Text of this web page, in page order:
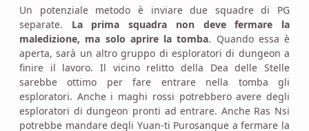
Un potenziale metodo è inviare due squadre di PG
separate. La prima squadra non deve fermare la
maledizione, ma solo aprire la tomba. Quando essa è
aperta, sarà un altro gruppo di esploratori di dungeon a
finire il lavoro. Il vicino relitto della Dea delle Stelle
sarebbe ottimo per fare entrare nella tomba gli
esploratori. Anche i maghi rossi potrebbero avere degli
esploratori di dungeon pronti ad entrare. Anche Ras Nsi
potrebbe mandare degli Yuan-ti Purosangue a fermare la